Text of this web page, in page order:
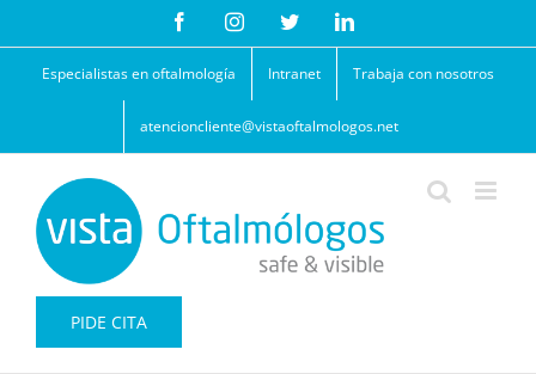
contenido
FacebookInstagramTwitterLinkedIn
Especialistas en oftalmología Intranet Trabaja con nosotros
atencioncliente@vistaoftalmologos.net
PIDE CITA